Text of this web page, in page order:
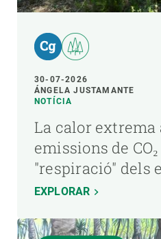
30-07-2026
ÁNGELA JUSTAMANTE
NOTÍCIA
La calor extrema
emissions de
"respiració" dels
EXPLORAR